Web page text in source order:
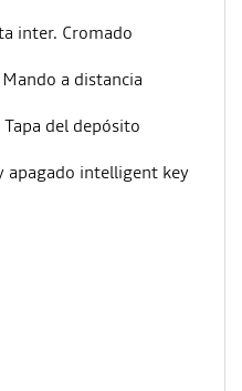
inter. Cromado
a distancia
del depósito
apagado intelligent key